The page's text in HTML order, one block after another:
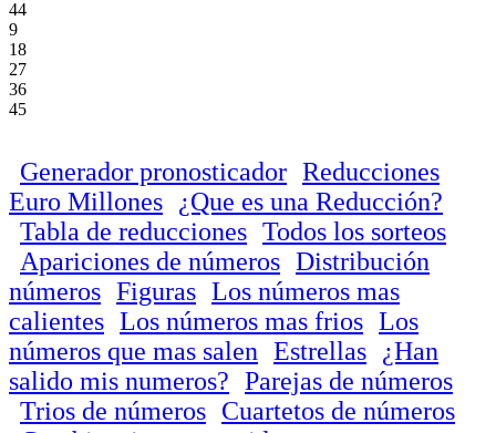
44
9
18
27
36
45
Generador pronosticador Reducciones
Euro Millones
¿Que es una Reducción?
Tabla de reducciones Todos los sorteos
Apariciones de números Distribución
números Figuras Los números mas
calientes Los números mas frios Los
números que mas salen Estrellas
¿Han
salido mis numeros? Parejas de números
Trios de números Cuartetos de números